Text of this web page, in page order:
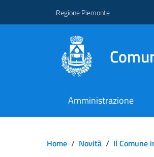
Regione Piemonte
Amministrazione
Home / Novità / Il Comune